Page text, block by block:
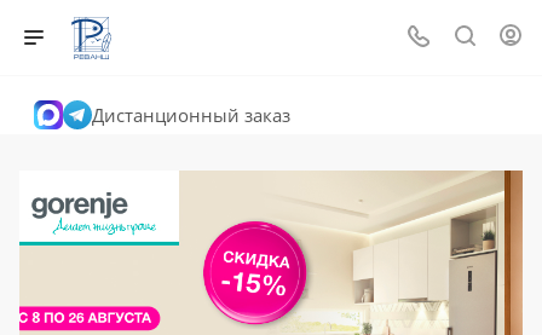
Дистанционный заказ